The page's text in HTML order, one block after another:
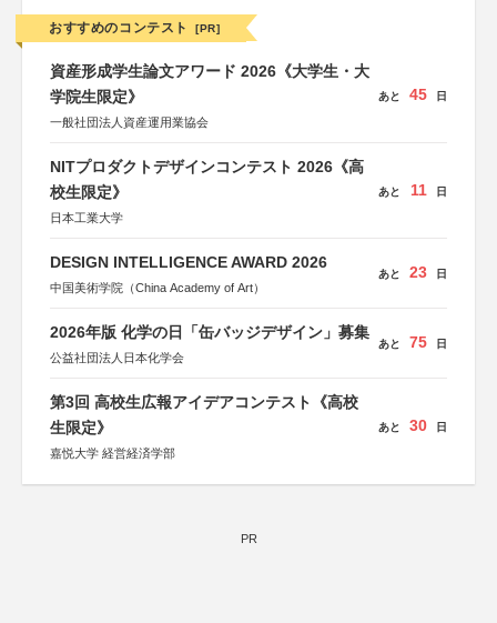
おすすめのコンテスト [PR]
資産形成学生論文アワード 2026《大学生・大
学院生限定》
一般社団法人資産運用業協会
あと 45 日
NITプロダクトデザインコンテスト 2026《高
校生限定》
日本工業大学
あと 11 日
DESIGN INTELLIGENCE AWARD 2026
中国美術学院（China Academy of Art）
あと 23 日
2026年版 化学の日「缶バッジデザイン」募集
公益社団法人日本化学会
あと 75 日
第3回 高校生広報アイデアコンテスト《高校
生限定》
嘉悦大学 経営経済学部
あと 30 日
PR